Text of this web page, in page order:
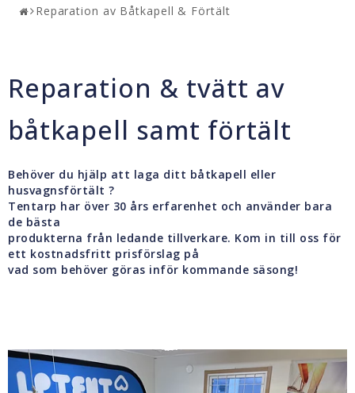
Presenningar
Pvc-draperier
Bil & släpkärrekapell
Reparation av Båtkapell & Förtält
Legotillverkning & Produktutveckling
Reparation av Båtkapell & Förtält
Reparation & tvätt av
båtkapell samt förtält
Behöver du hjälp att laga ditt båtkapell eller
husvagnsförtält ?
Tentarp har över 30 års erfarenhet och använder bara
de bästa
produkterna från ledande tillverkare. Kom in till oss för
ett kostnadsfritt prisförslag på
vad som behöver göras inför kommande säsong!